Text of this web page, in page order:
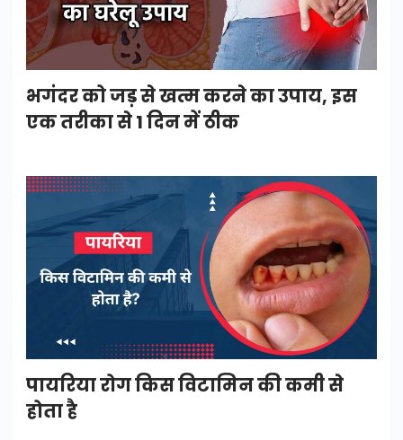
भगंदर को जड़ से खत्म करने का उपाय, इस
एक तरीका से 1 दिन में ठीक
पायरिया रोग किस विटामिन की कमी से
होता है